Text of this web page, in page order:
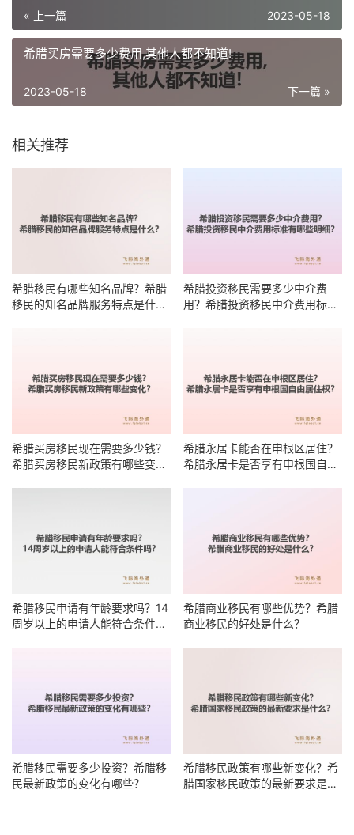
« 上一篇 2023-05-18
希腊买房需要多少费用,其他人都不知道!
下一篇 »
2023-05-18
相关推荐
希腊移民有哪些知名品牌？希腊
移民的知名品牌服务特点是什
希腊投资移民需要多少中介费
用？希腊投资移民中介费用标准
希腊买房移民现在需要多少钱？
希腊买房移民新政策有哪些变
希腊永居卡能否在申根区居住？
希腊永居卡是否享有申根国自由
希腊移民申请有年龄要求吗？14
周岁以上的申请人能符合条件
希腊商业移民有哪些优势？希腊
商业移民的好处是什么？
希腊移民需要多少投资？希腊移
民最新政策的变化有哪些？
希腊移民政策有哪些新变化？希
腊国家移民政策的最新要求是什